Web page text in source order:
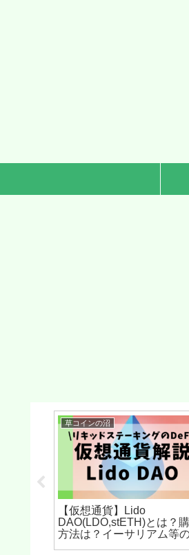
草コインの沼
【仮想通貨】Lido
DAO(LDO,stETH)とは？
方法は？イーサリアム等